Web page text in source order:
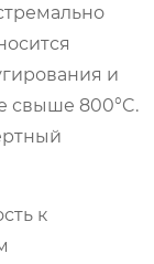
и
свыше 800°C.
к